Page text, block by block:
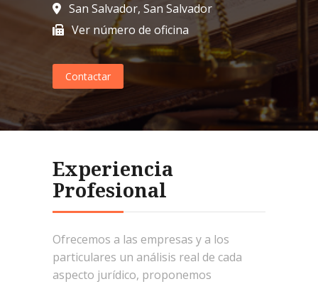
San Salvador, San Salvador
Ver número de oficina
Contactar
Experiencia
Profesional
Ofrecemos a las empresas y a los
particulares un análisis real de cada
aspecto jurídico, proponemos